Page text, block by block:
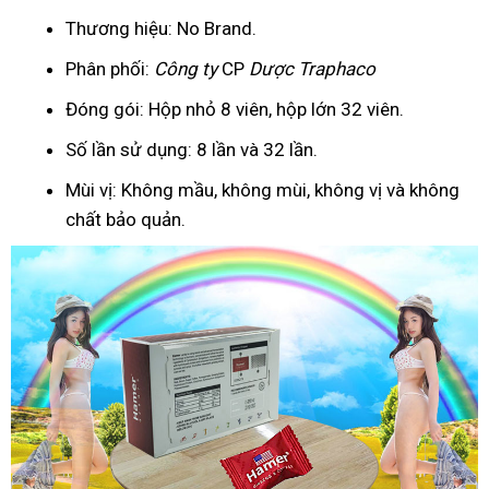
Thương hiệu: No Brand.
Phân phối: Công tyCP Dược Traphaco
Đóng gói: Hộp nhỏ 8 viên, hộp lớn 32 viên.
Số lần sử dụng: 8 lần và 32 lần.
Mùi vị: Không mầu, không mùi, không vị và không
chất bảo quản.